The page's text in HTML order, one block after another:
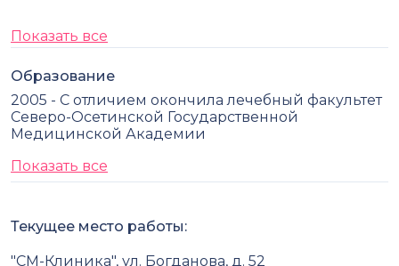
Показать все
Образование
2005 - С отличием окончила лечебный факультет
Северо-Осетинской Государственной
Медицинской Академии
Показать все
Текущее место работы:
"СМ-Клиника", ул. Богданова, д. 52